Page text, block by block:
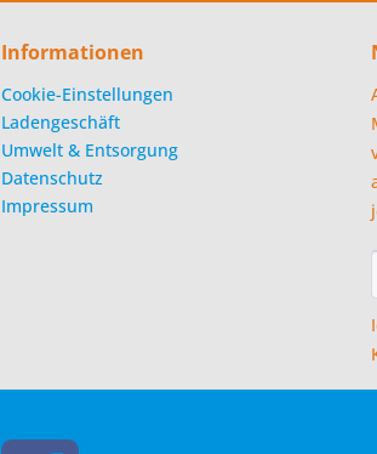
Informationen
Cookie-Einstellungen
Ladengeschäft
Umwelt & Entsorgung
Datenschutz
Impressum